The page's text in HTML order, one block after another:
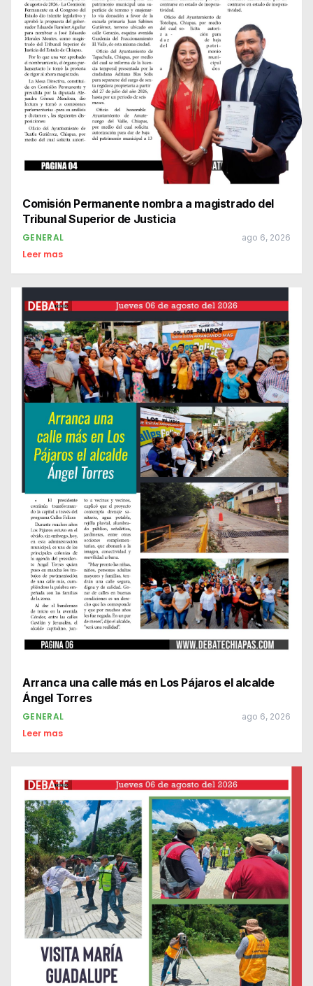
Comisión Permanente nombra a magistrado del
Tribunal Superior de Justicia
GENERAL ago 6, 2026
Leer mas
Arranca una calle más en Los Pájaros el alcalde
Ángel Torres
GENERAL ago 6, 2026
Leer mas